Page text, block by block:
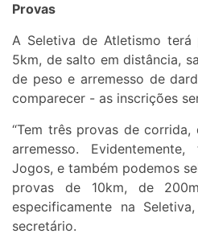
Provas
A Seletiva de Atletismo terá
5km, de salto em distância,
de peso e arremesso de
comparecer - as inscrições
“Tem três provas de
arremesso.
Jogos, e também podemos
provas de 10km, de
especificamente na
secretário.